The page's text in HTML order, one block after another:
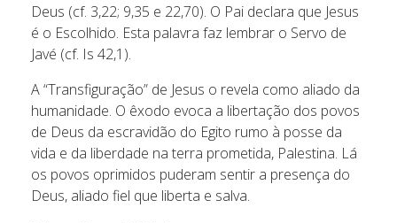
Deus (cf. 3,22; 9,35 e 22,70). O Pai declara que Jesus
é o Escolhido. Esta palavra faz lembrar o Servo de
Javé (cf. Is 42,1).
A “Transfiguração” de Jesus o revela como aliado da
humanidade. O êxodo evoca a libertação dos povos
de Deus da escravidão do Egito rumo à posse da
vida e da liberdade na terra prometida, Palestina. Lá
os povos oprimidos puderam sentir a presença do
Deus, aliado fiel que liberta e salva.